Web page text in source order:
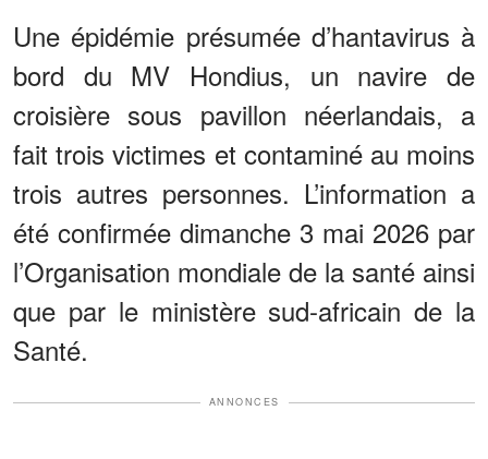
Une épidémie présumée d’hantavirus à
bord du MV Hondius, un navire de
croisière sous pavillon néerlandais, a
fait trois victimes et contaminé au moins
trois autres personnes. L’information a
été confirmée dimanche 3 mai 2026 par
l’Organisation mondiale de la santé ainsi
que par le ministère sud-africain de la
Santé.
ANNONCES